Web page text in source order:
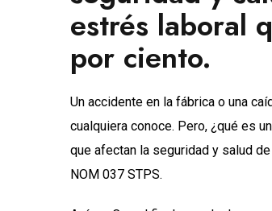
estrés laboral
por ciento.
Un accidente en la fábrica o una
cualquiera conoce. Pero, ¿qué es
que afectan la seguridad y salud
NOM 037 STPS.